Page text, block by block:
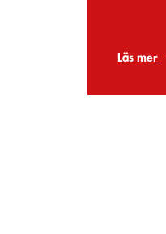
Läs mer